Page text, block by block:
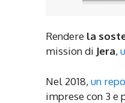
Rendere la
mission di Jera,
Nel 2018, un
imprese con 3